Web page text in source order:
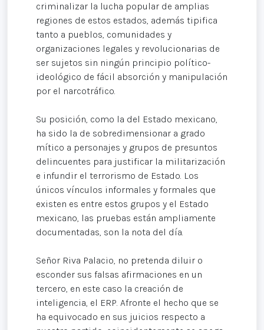
criminalizar la lucha popular de amplias
regiones de estos estados, además tipifica
tanto a pueblos, comunidades y
organizaciones legales y revolucionarias de
ser sujetos sin ningún principio político-
ideológico de fácil absorción y manipulación
por el narcotráfico.
Su posición, como la del Estado mexicano,
ha sido la de sobredimensionar a grado
mítico a personajes y grupos de presuntos
delincuentes para justificar la militarización
e infundir el terrorismo de Estado. Los
únicos vínculos informales y formales que
existen es entre estos grupos y el Estado
mexicano, las pruebas están ampliamente
documentadas, son la nota del día.
Señor Riva Palacio, no pretenda diluir o
esconder sus falsas afirmaciones en un
tercero, en este caso la creación de
inteligencia, el ERP. Afronte el hecho que se
ha equivocado en sus juicios respecto a